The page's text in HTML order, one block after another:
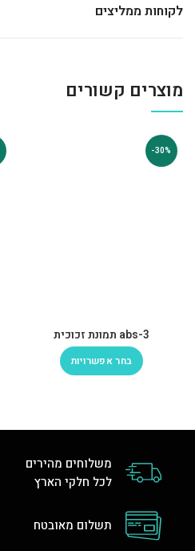
לקוחות ממליצים
מוצרים קשורים
-30%
abs-3 תמונת זכוכית
בחר אפשרויות
משלוחים מהירים
לכל חלקי הארץ
תשלום מאובטח